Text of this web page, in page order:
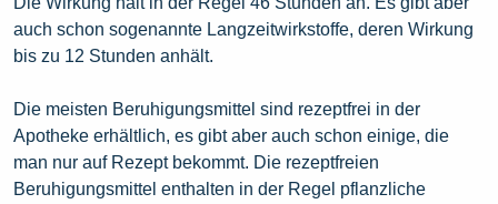
auch schon sogenannte Langzeitwirkstoffe, deren Wirkung
bis zu 12 Stunden anhält.
Die meisten Beruhigungsmittel sind rezeptfrei in der
Apotheke erhältlich, es gibt aber auch schon einige, die
man nur auf Rezept bekommt. Die rezeptfreien
Beruhigungsmittel enthalten in der Regel pflanzliche